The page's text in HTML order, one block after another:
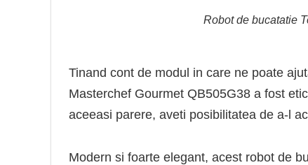
Robot de bucatatie
Tinand cont de modul in care ne poate
Masterchef Gourmet QB505G38 a fost
aceeasi parere, aveti posibilitatea de a-l
Modern si foarte elegant, acest robot de